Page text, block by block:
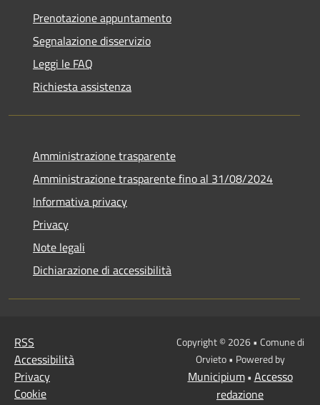
Prenotazione appuntamento
Segnalazione disservizio
Leggi le FAQ
Richiesta assistenza
Amministrazione trasparente
Amministrazione trasparente fino al 31/08/2024
Informativa privacy
Privacy
Note legali
Dichiarazione di accessibilità
RSS
Accessibilità
Privacy
Cookie
Copyright © 2026 • Comune di
Orvieto • Powered by
Municipium• Accesso
redazione